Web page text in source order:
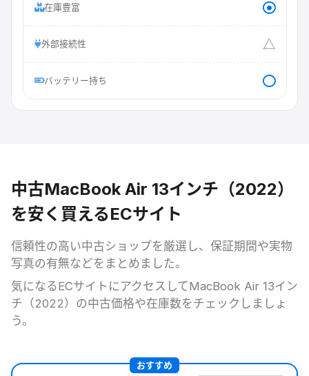
在庫豊富
外部接続性 △
バッテリー持ち
中古MacBook Air 13インチ（2022）
を安く買えるECサイト
信頼性の高い中古ショップを厳選し、保証期間や実物
写真の有無などをまとめました。
気になるECサイトにアクセスしてMacBook Air 13イン
チ（2022） の中古価格や在庫数をチェックしましょ
う。
おすすめ